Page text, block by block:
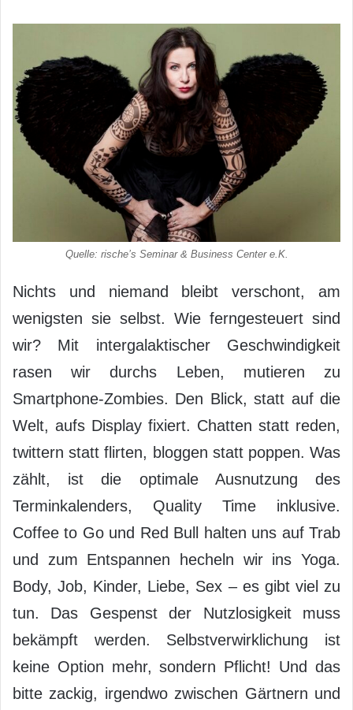
Quelle: rische’s Seminar & Business Center e.K.
Nichts und niemand bleibt verschont, am
wenigsten sie selbst. Wie ferngesteuert sind
wir? Mit intergalaktischer Geschwindigkeit
rasen wir durchs Leben, mutieren zu
Smartphone-Zombies. Den Blick, statt auf die
Welt, aufs Display fixiert. Chatten statt reden,
twittern statt flirten, bloggen statt poppen. Was
zählt, ist die optimale Ausnutzung des
Terminkalenders, Quality Time inklusive.
Coffee to Go und Red Bull halten uns auf Trab
und zum Entspannen hecheln wir ins Yoga.
Body, Job, Kinder, Liebe, Sex – es gibt viel zu
tun. Das Gespenst der Nutzlosigkeit muss
bekämpft werden. Selbstverwirklichung ist
keine Option mehr, sondern Pflicht! Und das
bitte zackig, irgendwo zwischen Gärtnern und